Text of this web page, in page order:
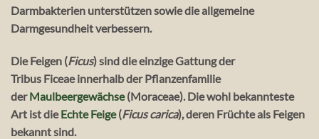
Darmbakterien unterstützen sowie die allgemeine
Darmgesundheit verbessern.
DieFeigen (Ficus) sind die einzige Gattung der
Tribus Ficeaeinnerhalb der Pflanzenfamilie
derMaulbeergewächse(Moraceae). Die wohl bekannteste
Art ist dieEchte Feige(Ficus carica), deren Früchte als Feigen
bekannt sind.